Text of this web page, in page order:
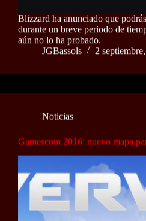
Blizzard ha anunciado que
durante un breve periodo de
aún no lo ha probado.
JGBassols
2
Noticias
Gamescom 2016: nuevo mapa